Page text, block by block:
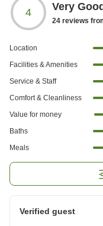
4 Very Good
24 reviews
Location
Facilities & Amenities
Service & Staff
Comfort & Cleanliness
Value for money
Baths
Meals
Verified guest